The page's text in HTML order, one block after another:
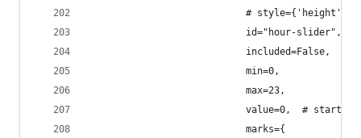
#
                            id="hour-slider",
                            included=False,
                            min=0,
                            max=23,
value=0,  # start
                            marks={